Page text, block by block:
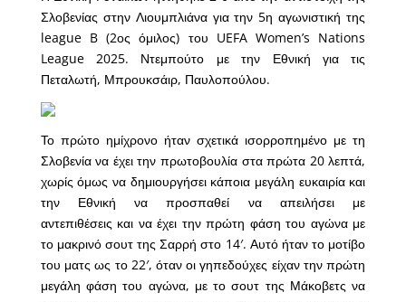
Σλοβενίας στην Λιουμπλιάνα για την 5η αγωνιστική της
league B (2ος όμιλος) του UEFA Women’s Nations
League 2025. Ντεμπούτο με την Εθνική για τις
Πεταλωτή, Μπρουκσάιρ, Παυλοπούλου.
Το πρώτο ημίχρονο ήταν σχετικά ισορροπημένο με τη
Σλοβενία να έχει την πρωτοβουλία στα πρώτα 20 λεπτά,
χωρίς όμως να δημιουργήσει κάποια μεγάλη ευκαιρία και
την Εθνική να προσπαθεί να απειλήσει με
αντεπιθέσεις και να έχει την πρώτη φάση του αγώνα με
το μακρινό σουτ της Σαρρή στο 14′. Αυτό ήταν το μοτίβο
του ματς ως το 22′, όταν οι γηπεδούχες είχαν την πρώτη
μεγάλη φάση του αγώνα, με το σουτ της Μάκοβετς να